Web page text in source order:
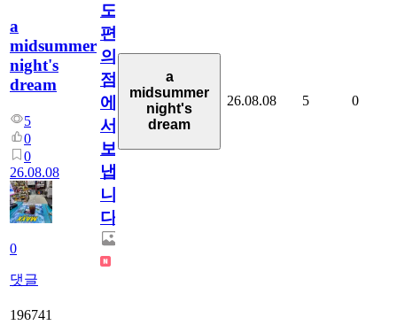
a
midsummer
night's
dream
5
0
0
26.08.08
0
댓글
도
편
의
점
에
서
보
냅
니
다.
a
midsummer
night's
dream
26.08.08 5 0
196741